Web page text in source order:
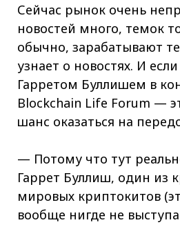
Сейчас рынок очень
новостей много, темок
обычно, зарабатывают
узнает о новостях. И
Гарретом Буллишем в
Blockchain Life Forum —
шанс оказаться на
— Потому что тут
Гаррет Буллиш, один из
мировых криптокитов
вообще нигде не